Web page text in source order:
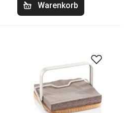
Warenkorb